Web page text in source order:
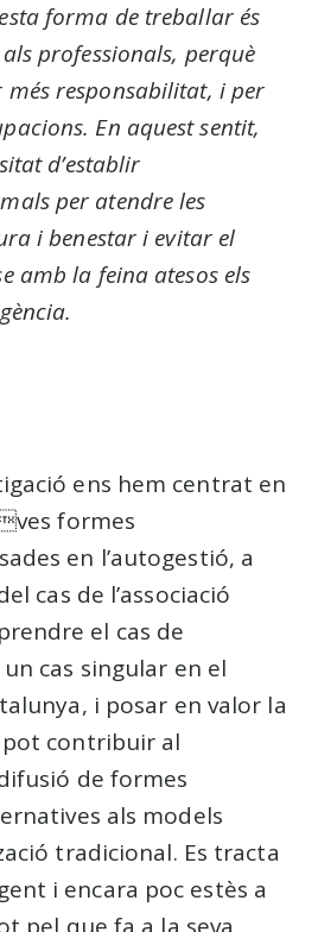
forma de treballar és
professionals, perquè
responsabilitat, i per
En aquest sentit,
d’establir
per atendre les
i benestar i evitar el
amb la feina atesos els
ens hem centrat en
formes
en l’autogestió, a
cas de l’associació
el cas de
un cas singular en el
i posar en valor la
pot contribuir al
de formes
als models
tradicional. Es tracta
i encara poc estès a